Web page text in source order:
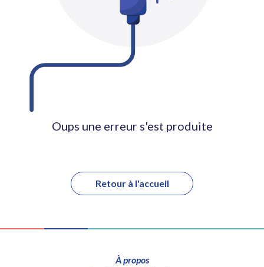
Oups une erreur s'est produite
Retour à l'accueil
À propos